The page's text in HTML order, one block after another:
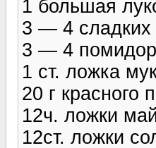
1 большая
3 — 4 сладких
3 — 4
1 ст. ложка
20 г красного
12ч. ложки
12ст. ложки